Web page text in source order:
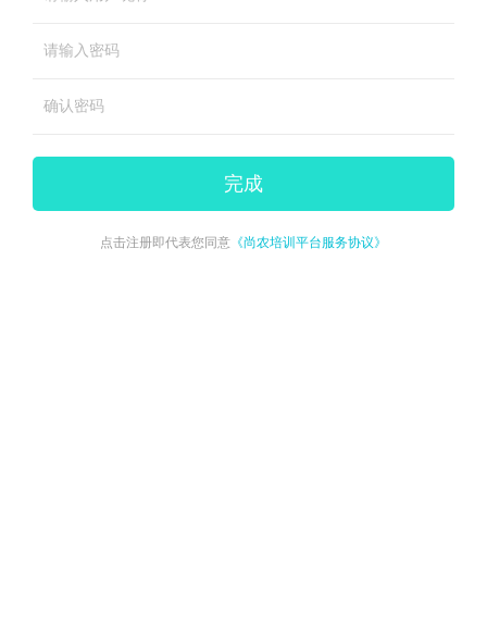
完成
点击注册即代表您同意 《尚农培训平台服务协议》